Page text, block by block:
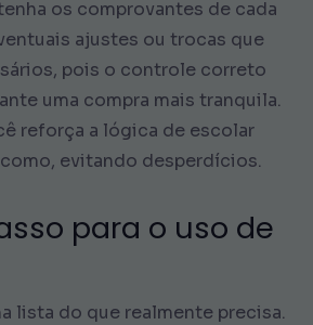
os comprovantes de cada
ajustes ou trocas que
pois o controle correto
uma compra mais tranquila.
reforça a lógica de escolar
evitando desperdícios.
para o uso de
lista do que realmente precisa.